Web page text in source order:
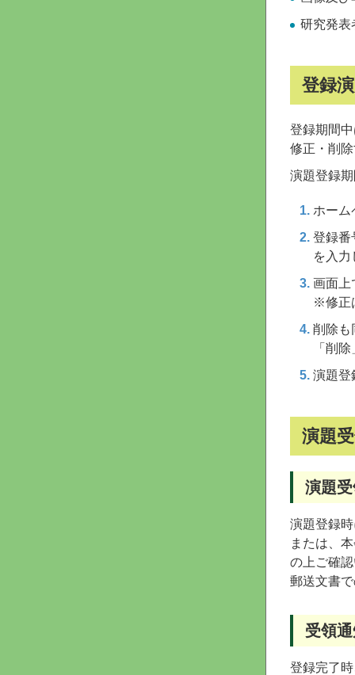
研究発表
登録
登録期間
修正・削
演題登録
ホーム
登録番
を入力
画面上
※修正
削除も
「削
演題登
演題
演題
演題登録
または、
の上ご確
郵送文書
受領
登録完了